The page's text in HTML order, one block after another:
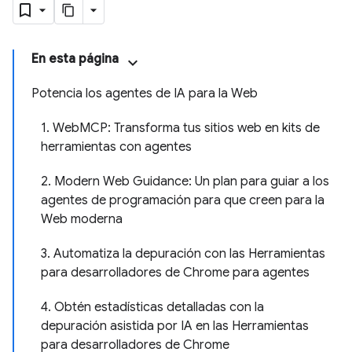
En esta página
Potencia los agentes de IA para la Web
1. WebMCP: Transforma tus sitios web en kits de
herramientas con agentes
2. Modern Web Guidance: Un plan para guiar a los
agentes de programación para que creen para la
Web moderna
3. Automatiza la depuración con las Herramientas
para desarrolladores de Chrome para agentes
4. Obtén estadísticas detalladas con la
depuración asistida por IA en las Herramientas
para desarrolladores de Chrome